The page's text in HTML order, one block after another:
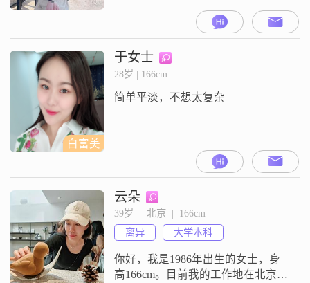
接触不到，希望你不吸烟不喝酒，
不妈宝，不接受带娃。最近累了，
想休息一下，调整一下生活节奏。
白富美
于女士
28岁 | 166cm
简单平淡，不想太复杂
云朵
39岁  |  北京  |  166cm
离异
大学本科
你好，我是1986年出生的女士，身
高166cm。目前我的工作地在北京，